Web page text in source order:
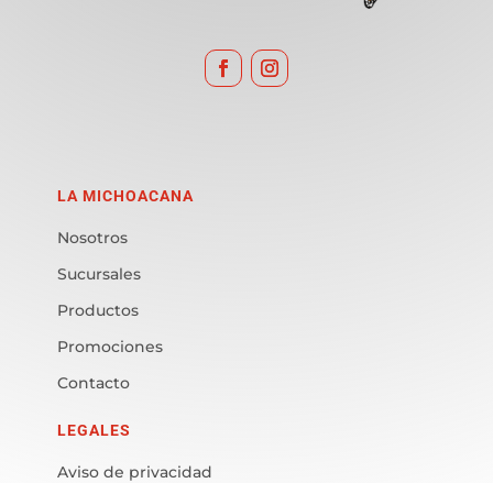
LA MICHOACANA
Nosotros
Sucursales
Productos
Promociones
Contacto
LEGALES
Aviso de privacidad